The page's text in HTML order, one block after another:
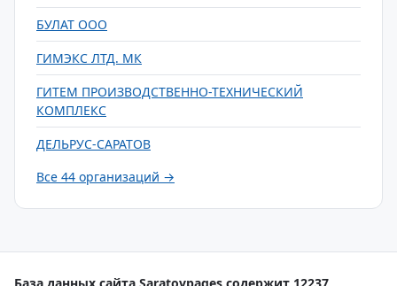
БУЛАТ ООО
ГИМЭКС ЛТД. МК
ГИТЕМ ПРОИЗВОДСТВЕННО-ТЕХНИЧЕСКИЙ
КОМПЛЕКС
ДЕЛЬРУС-САРАТОВ
Все 44 организаций →